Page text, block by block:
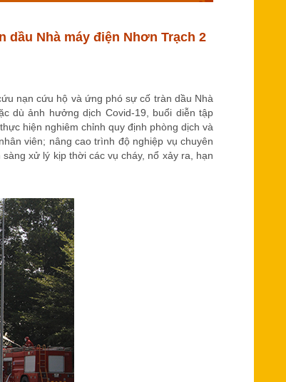
Nhà máy điện Nhơn Trạch 2
nạn cứu hộ và ứng phó sự cố tràn dầu Nhà
dù ảnh hưởng dịch Covid-19, buổi diễn tập
hiện nghiêm chỉnh quy định phòng dịch và
viên; nâng cao trình độ nghiệp vụ chuyên
xử lý kịp thời các vụ cháy, nổ xảy ra, hạn